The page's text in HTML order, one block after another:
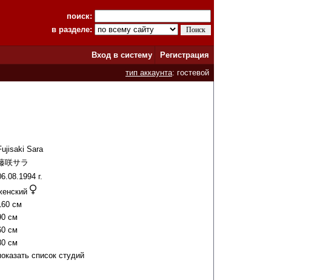
поиск:
в разделе:
Вход в систему
Регистрация
тип аккаунта: гостевой
Sara
咲サラ
г.
см
см
см
см
список студий